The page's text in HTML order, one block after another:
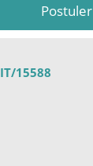
Postuler
15588